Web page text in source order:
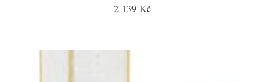
2 139 Kč